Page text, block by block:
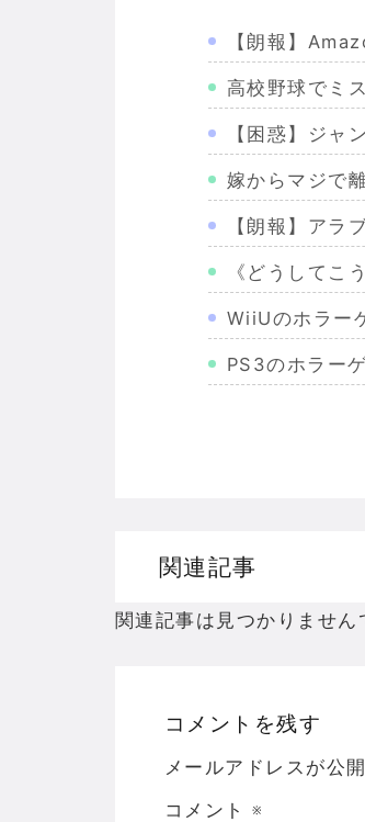
【朗報】
高校野球でミ
【困惑】ジャ
嫁からマジで
【朗報】アラ
《どうしてこ
WiiUのホラー
PS3のホラー
PS2のホラー
Powered by
関連記事
関連記事は見つかりません
コメントを残す
メールアドレスが公
コメント ※